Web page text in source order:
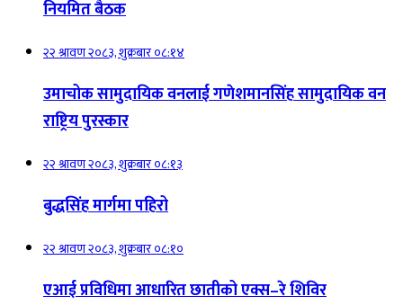
नियमित बैठक
२२ श्रावण २०८३, शुक्रबार ०८:१४
उमाचोक सामुदायिक वनलाई गणेशमानसिंह सामुदायिक वन
राष्ट्रिय पुरस्कार
२२ श्रावण २०८३, शुक्रबार ०८:१३
बुद्धसिंह मार्गमा पहिरो
२२ श्रावण २०८३, शुक्रबार ०८:१०
एआई प्रविधिमा आधारित छातीको एक्स–रे शिविर